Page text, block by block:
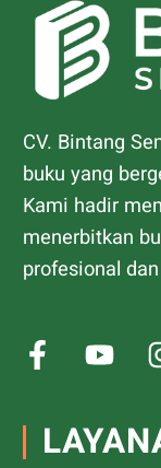
CV. Bintang
buku yang
Kami hadir
menerbitkan
profesional